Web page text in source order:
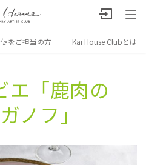
をご担当の方 Kai House Clubとは
エ​「鹿肉の​
ノフ」